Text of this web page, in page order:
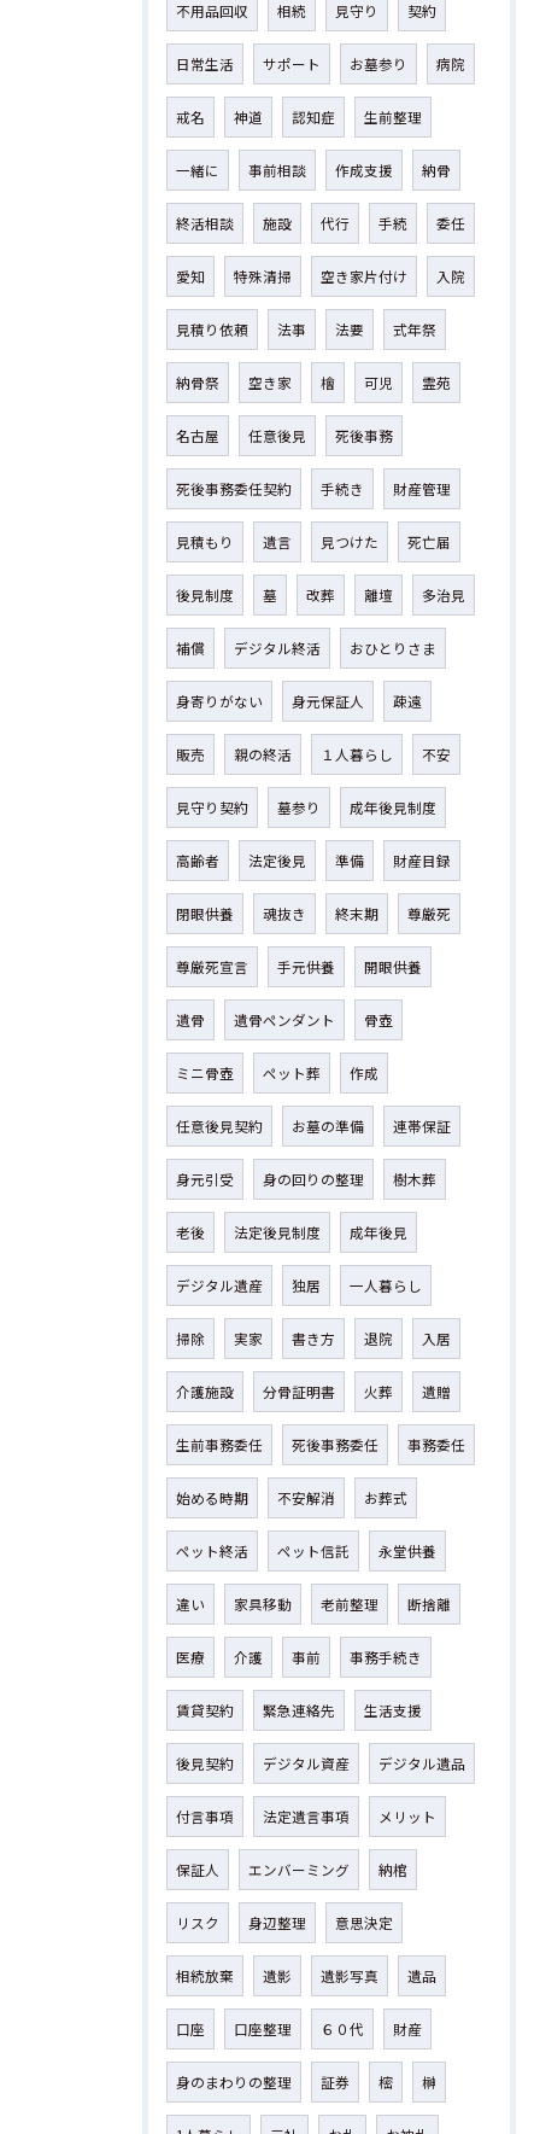
不用品回収 相続 見守り 契約
日常生活 サポート お墓参り 病院
戒名 神道 認知症 生前整理
一緒に 事前相談 作成支援 納骨
終活相談 施設 代行 手続 委任
愛知 特殊清掃 空き家片付け 入院
見積り依頼 法事 法要 式年祭
納骨祭 空き家 檜 可児 霊苑
名古屋 任意後見 死後事務
死後事務委任契約 手続き 財産管理
見積もり 遺言 見つけた 死亡届
後見制度 墓 改葬 離壇 多治見
補償 デジタル終活 おひとりさま
身寄りがない 身元保証人 疎遠
販売 親の終活 １人暮らし 不安
見守り契約 墓参り 成年後見制度
高齢者 法定後見 準備 財産目録
閉眼供養 魂抜き 終末期 尊厳死
尊厳死宣言 手元供養 開眼供養
遺骨 遺骨ペンダント 骨壺
ミニ骨壺 ペット葬 作成
任意後見契約 お墓の準備 連帯保証
身元引受 身の回りの整理 樹木葬
老後 法定後見制度 成年後見
デジタル遺産 独居 一人暮らし
掃除 実家 書き方 退院 入居
介護施設 分骨証明書 火葬 遺贈
生前事務委任 死後事務委任 事務委任
始める時期 不安解消 お葬式
ペット終活 ペット信託 永堂供養
違い 家具移動 老前整理 断捨離
医療 介護 事前 事務手続き
賃貸契約 緊急連絡先 生活支援
後見契約 デジタル資産 デジタル遺品
付言事項 法定遺言事項 メリット
保証人 エンバーミング 納棺
リスク 身辺整理 意思決定
相続放棄 遺影 遺影写真 遺品
口座 口座整理 ６０代 財産
身のまわりの整理 証券 樒 榊